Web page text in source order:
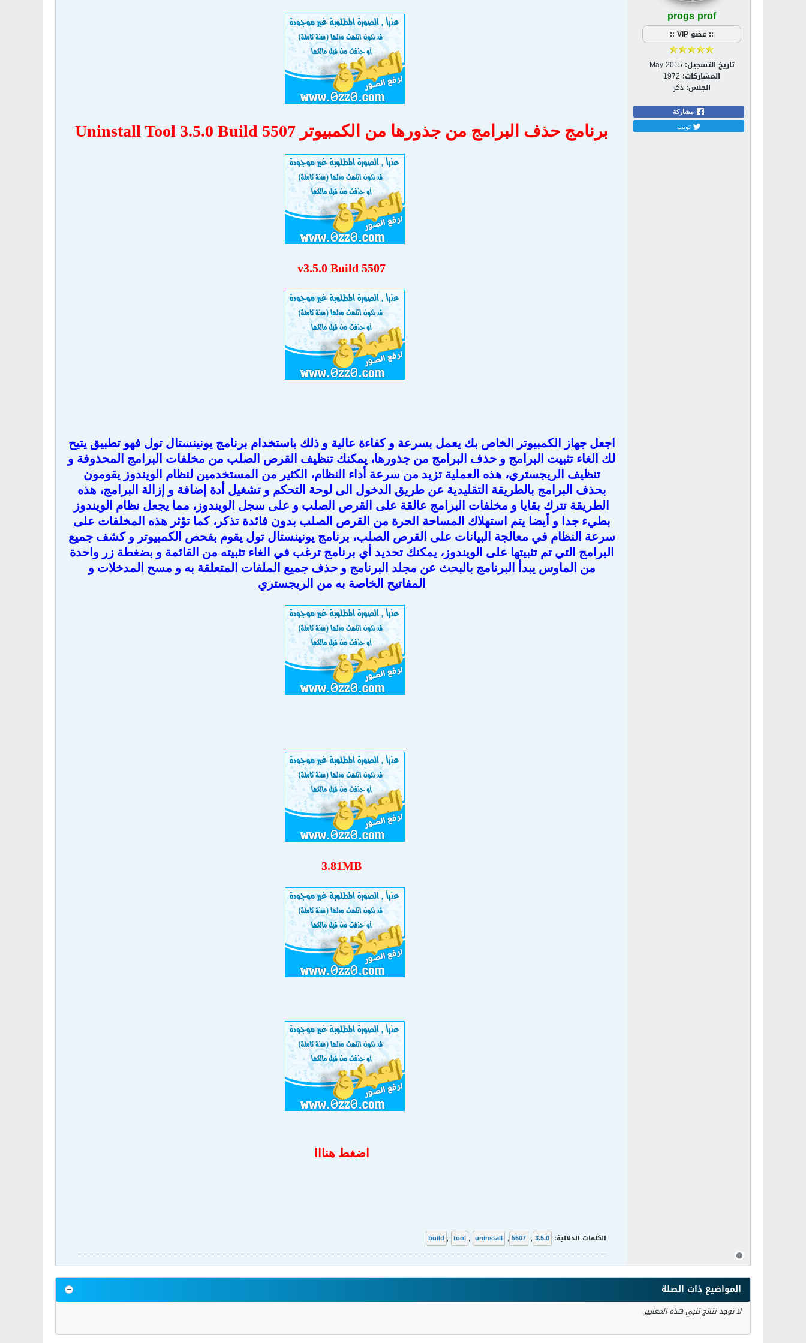
progs prof
:: عضو VIP ::
تاريخ التسجيل: May 2015
المشاركات: 1972
الجنس: ذكر
مشاركة
تويت برنامج حذف البرامج من جذورها من الكمبيوتر Uninstall Tool 3.5.0 Build 5507
v3.5.0 Build 5507
اجعل جهاز الكمبيوتر الخاص بك يعمل بسرعة و كفاءة عالية و ذلك باستخدام برنامج يونينستال تول فهو تطبيق يتيح
لك الغاء تثبيت البرامج و حذف البرامج من جذورها، يمكنك تنظيف القرص الصلب من مخلفات البرامج المحذوفة و
تنظيف الريجستري، هذه العملية تزيد من سرعة أداء النظام، الكثير من المستخدمين لنظام الويندوز يقومون
بحذف البرامج بالطريقة التقليدية عن طريق الدخول الى لوحة التحكم و تشغيل أدة إضافة و إزالة البرامج، هذه
الطريقة تترك بقايا و مخلفات البرامج عالقة على القرص الصلب و على سجل الويندوز، مما يجعل نظام الويندوز
بطيء جدا و أيضا يتم استهلاك المساحة الحرة من القرص الصلب بدون فائدة تذكر، كما تؤثر هذه المخلفات على
سرعة النظام في معالجة البيانات على القرص الصلب، برنامج يونينستال تول يقوم بفحص الكمبيوتر و كشف جميع
البرامج التي تم تثبيتها على الويندوز، يمكنك تحديد أي برنامج ترغب في الغاء تثبيته من القائمة و بضغطة زر واحدة
من الماوس يبدأ البرنامج بالبحث عن مجلد البرنامج و حذف جميع الملفات المتعلقة به و مسح المدخلات و
المفاتيح الخاصة به من الريجستري
3.81MB
اضغط هنااا
الكلمات الدلالية: 3.5.0
,
5507
,
build , tool , uninstall
المواضيع ذات الصلة
لا توجد نتائج تلبي هذه المعايير.